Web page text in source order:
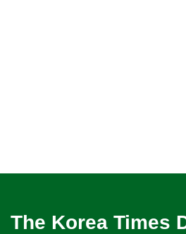
The Korea Times